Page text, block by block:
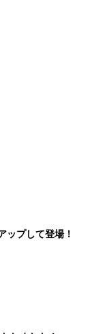
ップして登場！